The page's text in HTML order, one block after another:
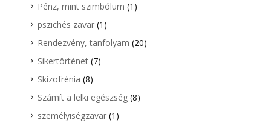
Pénz, mint szimbólum (1)
pszichés zavar(1)
Rendezvény, tanfolyam (20)
Sikertörténet(7)
Skizofrénia (8)
Számít a lelki egészség(8)
személyiségzavar(1)